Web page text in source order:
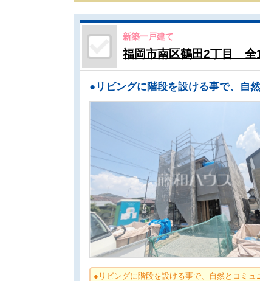
新築一戸建て
福岡市南区鶴田2丁目
●リビングに階段を設ける事で、自然とコミュ